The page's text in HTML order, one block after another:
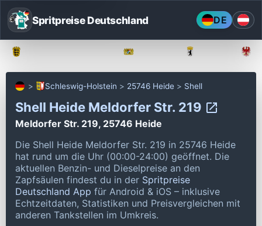
Spritpreise Deutschland DE
Schleswig-Holstein 25746 Heide Shell
Shell Heide Meldorfer Str. 219
Meldorfer Str. 219, 25746 Heide
Die Shell Heide Meldorfer Str. 219 in 25746 Heide
hat rund um die Uhr (00:00-24:00) geöffnet. Die
aktuellen Benzin- und Dieselpreise an den
Zapfsäulen findest du in der Spritpreise
Deutschland App für Android & iOS – inklusive
Echtzeitdaten, Statistiken und Preisvergleichen mit
anderen Tankstellen im Umkreis.